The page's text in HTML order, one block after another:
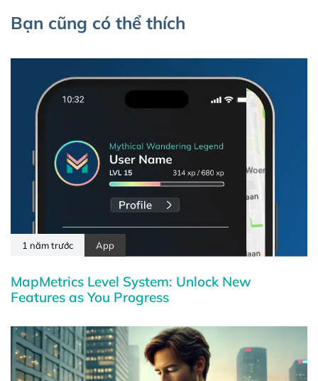
Bạn cũng có thể thích
1 năm trước App
MapMetrics Level System: Unlock New
Features as You Progress